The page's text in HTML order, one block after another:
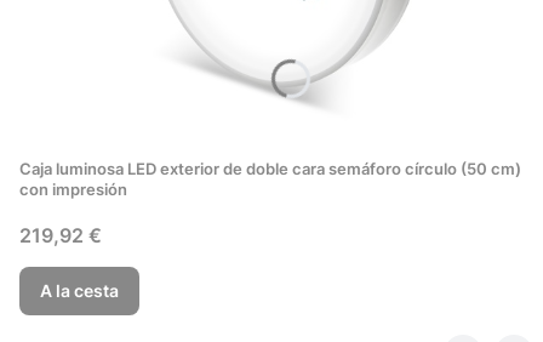
Caja luminosa LED exterior de doble cara semáforo círculo (50 cm)
con impresión
Precio
219,92 €
A la cesta